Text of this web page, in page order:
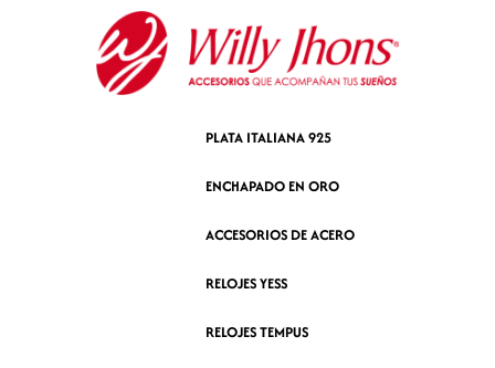
PLATA ITALIANA 925
ENCHAPADO EN ORO
ACCESORIOS DE ACERO
RELOJES YESS
RELOJES TEMPUS